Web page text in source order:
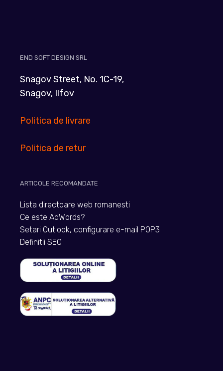
END SOFT DESIGN SRL
Snagov Street, No. 1C-19,
Snagov, Ilfov
Politica de livrare
Politica de retur
ARTICOLE RECOMANDATE
Lista directoare web romanesti
Ce este AdWords?
Setari Outlook, configurare e-mail POP3
Definitii SEO